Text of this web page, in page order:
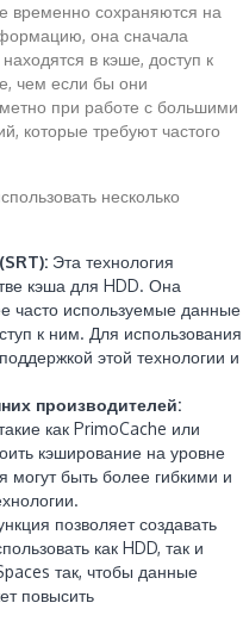
временно сохраняются на
она сначала
в кэше, доступ к
чем если бы они
при работе с большими
которые требуют частого
несколько
Эта технология
кэша для HDD. Она
часто используемые данные
к ним. Для использования
этой технологии и
производителей:
как PrimoCache или
кэширование на уровне
быть более гибкими и
позволяет создавать
как HDD, так и
так, чтобы данные
повысить